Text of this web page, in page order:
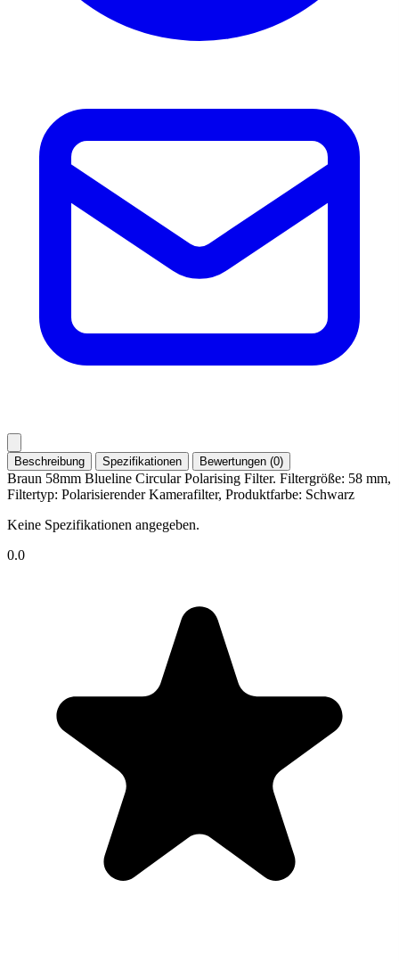
Beschreibung Spezifikationen Bewertungen (0)
Braun 58mm Blueline Circular Polarising Filter. Filtergröße: 58 mm,
Filtertyp: Polarisierender Kamerafilter, Produktfarbe: Schwarz
Keine Spezifikationen angegeben.
0.0